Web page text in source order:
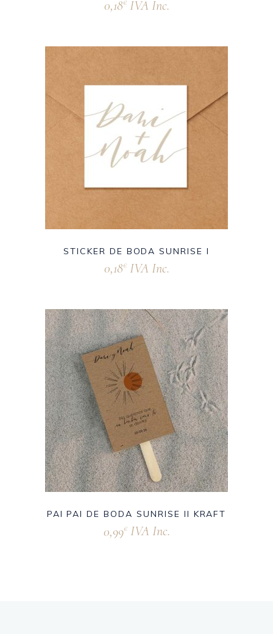
0,18€ IVA Inc.
STICKER DE BODA SUNRISE I
0,18€ IVA Inc.
PAI PAI DE BODA SUNRISE II KRAFT
0,99€ IVA Inc.